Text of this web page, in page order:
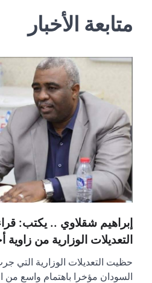
متابعة الأخبار
إبراهيم شقلاوي .. يكتب:
التعديلات الوزارية من زاوية
حظيت التعديلات الوزارية التي
السودان مؤخرا باهتمام واسع من